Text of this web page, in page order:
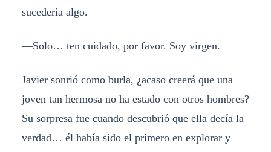
sucedería algo.
—Solo… ten cuidado, por favor. Soy virgen.
Javier sonrió como burla, ¿acaso creerá que una
joven tan hermosa no ha estado con otros hombres?
Su sorpresa fue cuando descubrió que ella decía la
verdad… él había sido el primero en explorar y